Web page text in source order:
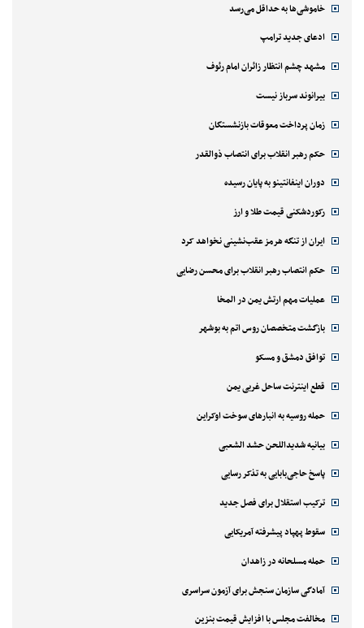
خاموشی‌ها به حداقل می‌رسد
ادعای جدید ترامپ
مشهد چشم انتظار زائران امام رئوف
بیرانوند سرباز نیست
زمان پرداخت معوقات بازنشستگان
حکم رهبر انقلاب برای انتصاب ذوالقدر
دوران اینفانتینو به پایان رسیده
رکوردشکنی قیمت طلا و ارز
ایران از تنگه هرمز عقب‌نشینی نخواهد کرد
حکم انتصاب رهبر انقلاب برای محسن رضایی
عملیات مهم ارتش یمن در المخا
بازگشت متخصصان روس اتم به بوشهر
توافق دمشق و مسکو
قطع اینترنت ساحل غربی یمن
حمله روسیه به انبارهای سوخت اوکراین
بیانیه شدیداللحن حشد الشعبی
پاسخ حاجی‌بابایی به تذکر رسایی
ترکیب استقلال برای فصل جدید
سقوط پهپاد پیشرفته آمریکایی
حمله مسلحانه در زاهدان
آمادگی سازمان سنجش برای آزمون سراسری
مخالفت مجلس با افزایش قیمت بنزین